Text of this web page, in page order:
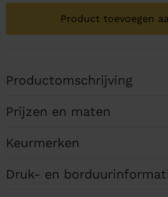
Product toevoegen
Productomschrijving
Prijzen en maten
Keurmerken
Druk- en